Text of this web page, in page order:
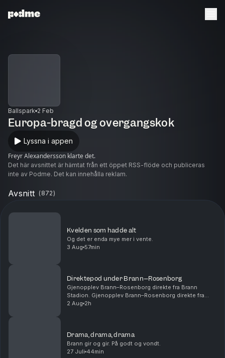
Ballspark 2 Feb
Europa-bragd og overgangskok
Lyssna i appen
Freyr Alexandersson klarte det.
Det här avsnittet är hämtat från ett öppet RSS-flöde och publiceras
inte av Podme. Det kan innehålla reklam.
Avsnitt (872)
Kvelden som hadde alt
Og det er enda mye mer i vente.
3 Aug 57min
Direktepod under Brann–Rosenborg
Gjenopplev Brann–Rosenborg direkte fra Brann
Stadion. Gjenopplev Brann–Rosenborg direkte fra
Brann Stadion. 00:14:54 - Start 1. omgang 00:28:15 -
2 Aug 2h
Drama, drama, drama
Brann gir og gir. På godt og vondt.
27 Juli 44min